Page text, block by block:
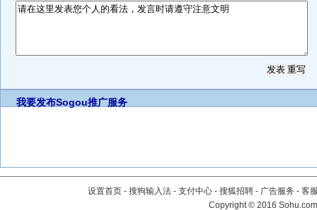
我要发布Sogou推广服务
设置首页 - 搜狗输入法 - 支付中心 - 搜狐招聘 - 广告服务 - 客
Copyright©2016